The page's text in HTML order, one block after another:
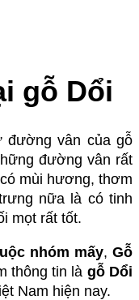
gỗ Dổi
đường vân của gỗ
đường vân rất
mùi hương, thơm
nữa là có tinh
mọt rất tốt.
nhóm mấy, Gỗ
thông tin là gỗ Dổi
Nam hiện nay.